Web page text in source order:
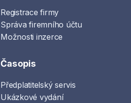
Registrace firmy
Správa firemního účtu
Možnosti inzerce
Časopis
Předplatitelský servis
Ukázkové vydání